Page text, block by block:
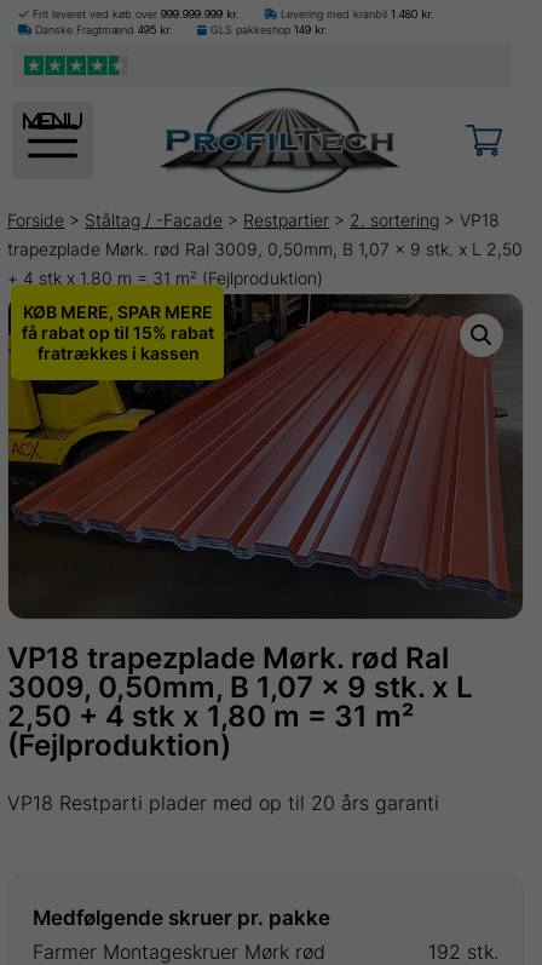
Frit leveret ved køb over 999.999.999 kr. Levering med kranbil 1.480 kr.
Danske Fragtmænd 495 kr. GLS pakkeshop 149 kr.
menu
Forside > Ståltag / -Facade > Restpartier > 2. sortering > VP18
trapezplade Mørk. rød Ral 3009, 0,50mm, B 1,07 x 9 stk. x L 2,50
+ 4 stk x 1,80 m = 31 m² (Fejlproduktion)
KØB MERE, SPAR MERE
få rabat op til 15% rabat
fratrækkes i kassen
VP18 trapezplade Mørk. rød Ral
3009, 0,50mm, B 1,07 x 9 stk. x L
2,50 + 4 stk x 1,80 m = 31 m²
(Fejlproduktion)
VP18 Restparti plader med op til 20 års garanti
Medfølgende skruer pr. pakke
Farmer Montageskruer Mørk rød
192 stk.